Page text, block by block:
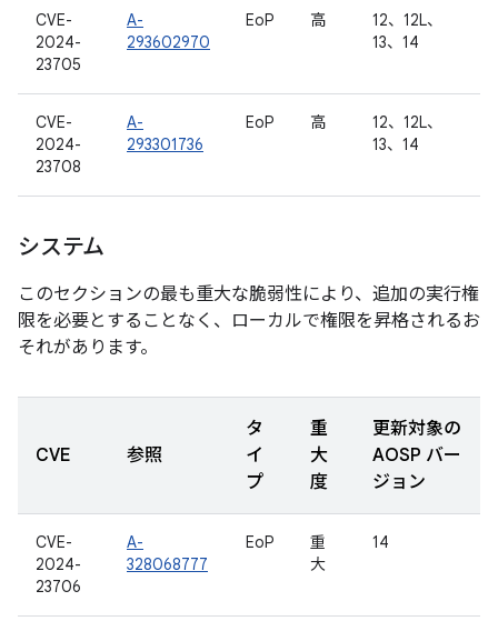
CVE-
2024-
23705
A-
293602970
EoP 高
12、12L、
13、14
CVE-
2024-
23708
A-
293301736
EoP 高
12、12L、
13、14
システム
このセクションの最も重大な脆弱性により、追加の実行権
限を必要とすることなく、ローカルで権限を昇格されるお
それがあります。
CVE 参照
タ
イ
プ
重
大
度
更新対象の
AOSP バー
ジョン
CVE-
2024-
23706
A-
328068777
EoP
重
大
14